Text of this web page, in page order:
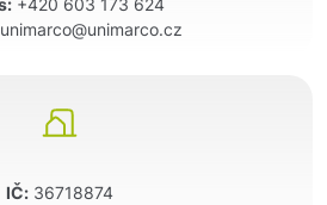
+420 603 173 624
unimarco@unimarco.cz
IČ: 36718874